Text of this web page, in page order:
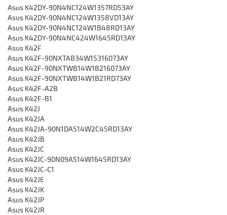
Asus K42DY-90N4NC124W1357RD53AY
Asus K42DY-90N4NC124W1358VD13AY
Asus K42DY-90N4NC124W1B48RD13AY
Asus K42DY-90N4NC424W1645RD13AY
Asus K42F
Asus K42F-90NXTAB34W15316073AY
Asus K42F-90NXTWB14W1B216073AY
Asus K42F-90NXTWB14W1B21RD73AY
Asus K42F-A2B
Asus K42F-B1
Asus K42J
Asus K42JA
Asus K42JA-90N1DA514W2C45RD13AY
Asus K42JB
Asus K42JC
Asus K42JC-90N09A514W1645RD13AY
Asus K42JC-C1
Asus K42JE
Asus K42JK
Asus K42JP
Asus K42JR